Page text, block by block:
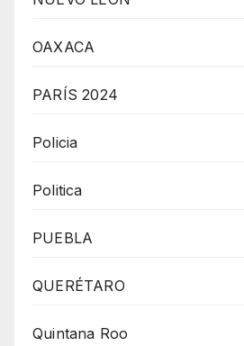
OAXACA
PARÍS 2024
Policia
Politica
PUEBLA
QUERÉTARO
Quintana Roo